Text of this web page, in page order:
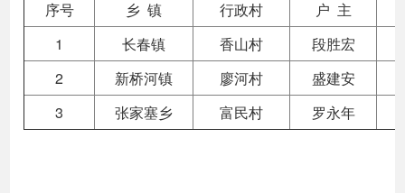
序号
乡 镇 行政村 户 主
1
长春镇 香山村
段胜宏
2
新桥河镇 廖河村
盛建安
3
张家塞乡 富民村 罗永年